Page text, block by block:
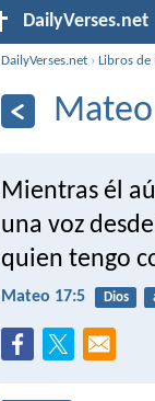
DailyVerses.net
DailyVerses.net ›Libros de
Mientras él
una voz
quien tengo
Mateo 17:5 Dios